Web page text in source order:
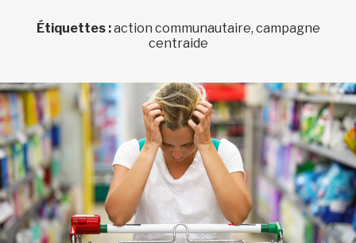
Étiquettes :action communautaire, campagne
centraide